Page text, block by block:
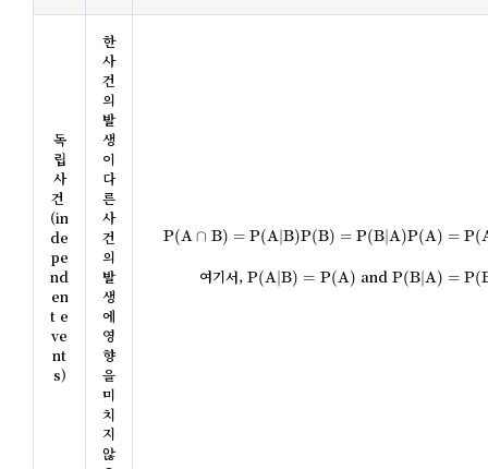
독
립
사
건
(in
de
pe
nd
en
t e
ve
nt
s)
한
사
건
의
발
생
이
다
른
사
건
의
발
생
에
영
향
을
미
치
지
않
P(A∩ B) = P(A| B)P(B) = P(B| A)P(A) = P(
P(A ∩ B)= (A|B )P(B)=P |A)P(A)=P( A (B)
여기서, P(A |B) = P(A)
P(A |B) (A) and P(B| A) = P(
P(B|A ) (B)